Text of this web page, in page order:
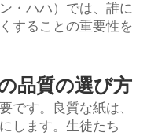
・ハハ）では、誰に
することの重要性を
品質の選び方
です。良質な紙は、
します。生徒たち